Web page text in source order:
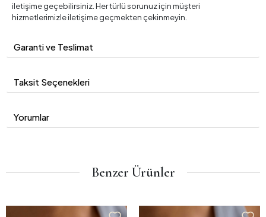
iletişime geçebilirsiniz. Her türlü sorunuz için müşteri
hizmetlerimizle iletişime geçmekten çekinmeyin.
Garanti ve Teslimat
Taksit Seçenekleri
Yorumlar
Benzer Ürünler